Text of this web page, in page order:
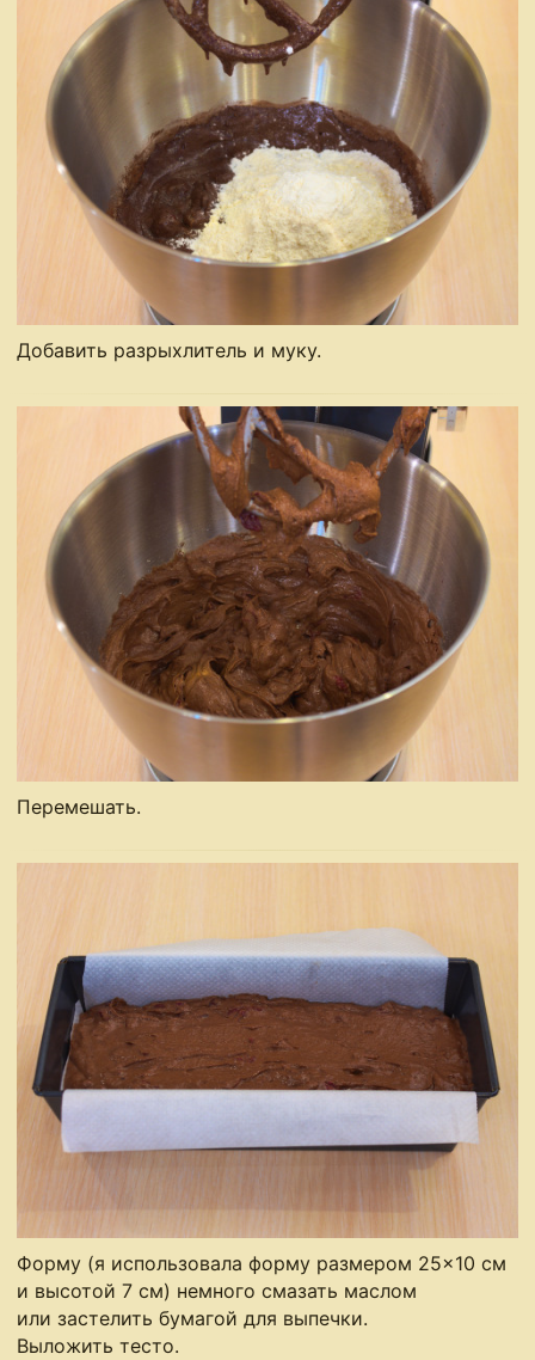
Добавить разрыхлитель и муку.
Перемешать.
Форму (я использовала форму размером 25×10 см
и высотой 7 см) немного смазать маслом
или застелить бумагой для выпечки.
Выложить тесто.